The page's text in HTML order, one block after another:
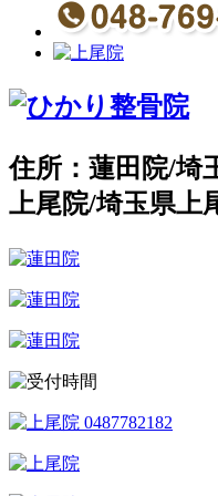
住所：蓮田院/埼
上尾院/埼玉県上